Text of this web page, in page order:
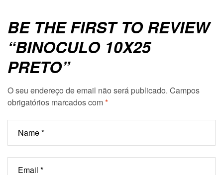
BE THE FIRST TO REVIEW
“BINOCULO 10X25
PRETO”
O seu endereço de email não será publicado. Campos
obrigatórios marcados com*